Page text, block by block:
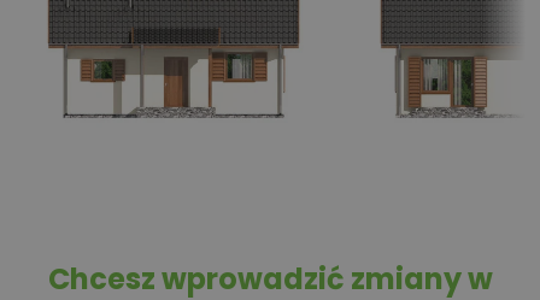
Chcesz wprowadzić zmiany w